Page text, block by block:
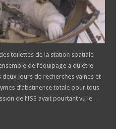
toilettes de la station spatiale
de l’équipage a dû être
jours de recherches vaines et
d’abstinence totale pour tous
de l’ISS avait pourtant vu le …